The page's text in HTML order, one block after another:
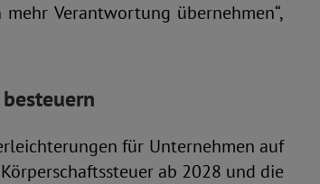
Verantwortung übernehmen“,
für Unternehmen auf
ab 2028 und die